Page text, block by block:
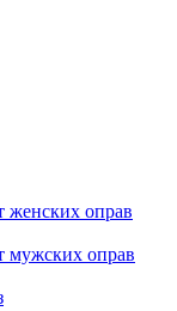
женских оправ
мужских оправ